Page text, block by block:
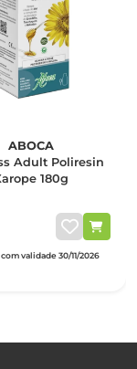
ABOCA
Adult Poliresin
180g
validade 30/11/2026